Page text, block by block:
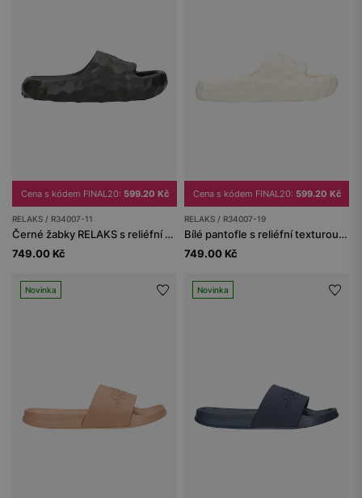
Cena s kódem FINAL20: 599.20 Kč
RELAKS / R34007-11
Černé žabky RELAKS s reliéfní texturou a tlustou podrážkou
749.00 Kč
Cena s kódem FINAL20: 599.20 Kč
RELAKS / R34007-19
Bílé pantofle s reliéfní texturou a tlustou podrážkou RELAKS
749.00 Kč
Novinka Novinka